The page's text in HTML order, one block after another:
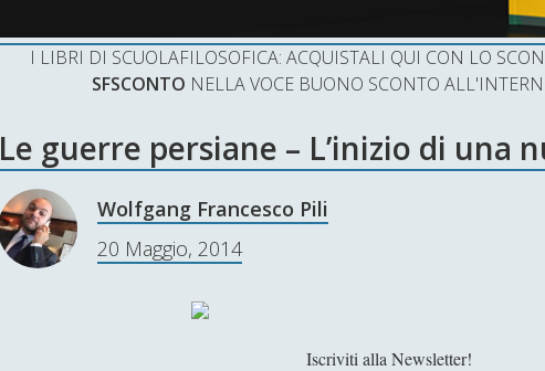
I LIBRI DI SCUOLAFILOSOFICA: ACQUISTALI QUI CON LO
SFSCONTO NELLA VOCE BUONO SCONTO
Le guerre persiane – L’inizio di una
Wolfgang Francesco Pili
20 Maggio, 2014
Iscriviti alla Newsletter!